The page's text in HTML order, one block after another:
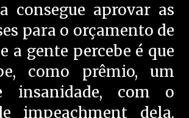
consegue aprovar as
para o orçamento de
a gente percebe é que
como prêmio, um
insanidade, com o
impeachment dela.